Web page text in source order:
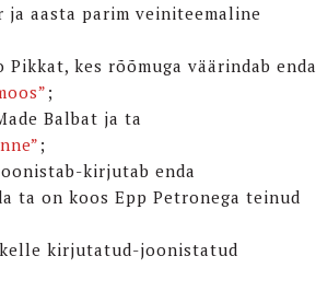
aasta parim veiniteemaline
kes rõõmuga väärindab enda
;
Balbat ja ta
;
kirjutab enda
ta on koos Epp Petronega teinud
kirjutatud-joonistatud